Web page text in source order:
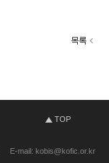
목록
TOP
E-mail: kobis@kofic.or.kr